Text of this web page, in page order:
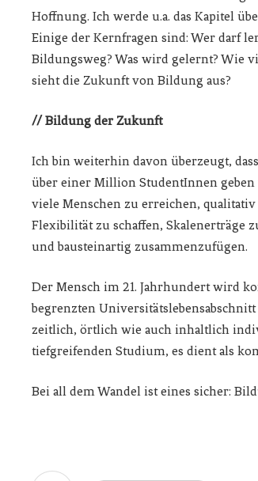
Hoffnung. Ich werde u.a. das Kapitel
Einige der Kernfragen sind: Wer darf
Bildungsweg? Was wird gelernt? Wie
sieht die Zukunft von Bildung aus?
// Bildung der Zukunft
Ich bin weiterhin davon überzeugt,
über einer Million StudentInnen
viele Menschen zu erreichen,
Flexibilität zu schaffen, Skalenerträge
und bausteinartig zusammenzufügen.
Der Mensch im 21. Jahrhundert wird
begrenzten
zeitlich, örtlich wie auch inhaltlich
tiefgreifenden Studium, es dient als
Bei all dem Wandel ist eines sicher: